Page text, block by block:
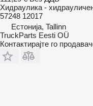
Хидраулика -
57248 12017
Естонија, Tallinn
TruckParts Eesti OÜ
Контактирајте го